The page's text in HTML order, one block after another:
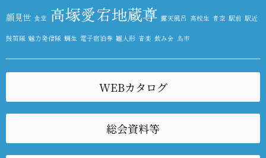
顔見世 食堂 高塚愛宕地蔵尊 露天風呂 高校生 青空 駅前 駅近
鼓笛隊 魅力発信隊 鯛生 電子宿泊券 雛人形 音楽 飲み会 鳥市
WEBカタログ
総会資料等